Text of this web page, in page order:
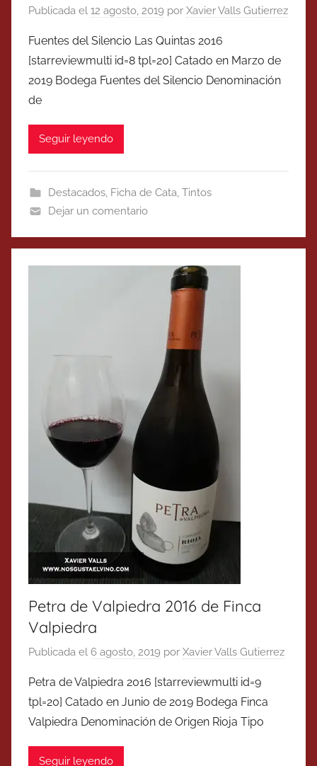
Publicada el 12 agosto, 2019 por Xavier Valls Gutierrez
Fuentes del Silencio Las Quintas 2016
[starreviewmulti id=8 tpl=20] Catado en Marzo de
2019 Bodega Fuentes del Silencio Denominación
de
Seguir leyendo
Destacados, Ficha de Cata, Tintos
Dejar un comentario
Petra de Valpiedra 2016 de Finca
Valpiedra
Publicada el 6 agosto, 2019 por Xavier Valls Gutierrez
Petra de Valpiedra 2016 [starreviewmulti id=9
tpl=20] Catado en Junio de 2019 Bodega Finca
Valpiedra Denominación de Origen Rioja Tipo
Seguir leyendo